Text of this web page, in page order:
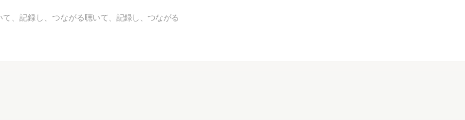
て、記録し、つながる聴いて、記録し、つながる